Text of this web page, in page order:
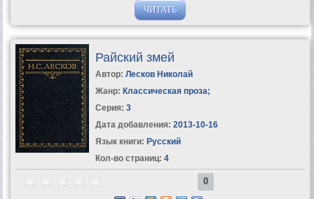
ЧИТАТЬ
Райский змей
Автор: Лесков Николай
Жанр: Классическая проза;
Серия: 3
Дата добавления: 2013-10-16
Язык книги: Русский
Кол-во страниц: 4
0